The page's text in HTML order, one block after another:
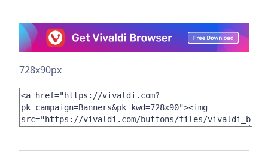
728x90px